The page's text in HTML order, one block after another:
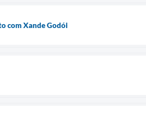
com Xande Godói